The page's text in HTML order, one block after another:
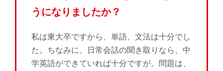
うになりましたか？
私は東大卒ですから、単語、文法は十分でし
た。ちなみに、日常会話の聞き取りなら、中
学英語ができていれば十分ですが。問題は、